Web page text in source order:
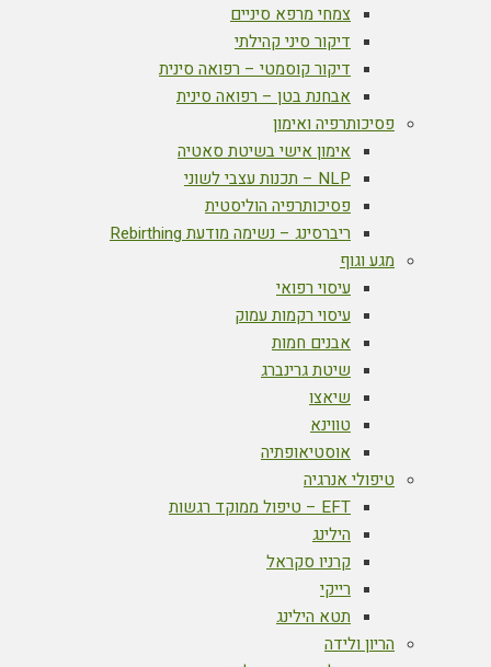
צמחי מרפא סיניים
דיקור סיני קהילתי
דיקור קוסמטי – רפואה סינית
אבחנת בטן – רפואה סינית
פסיכותרפיה ואימון
אימון אישי בשיטת סאטיה
NLP – תכנות עצבי לשוני
פסיכותרפיה הוליסטית
ריברסינג – נשימה מודעת Rebirthing
מגע וגוף
עיסוי רפואי
עיסוי רקמות עמוק
אבנים חמות
שיטת גרינברג
שיאצו
טווינא
אוסטיאופתיה
טיפולי אנרגיה
EFT – טיפול ממוקד רגשות
הילינג
קרניו סקראל
רייקי
תטא הילינג
הריון ולידה